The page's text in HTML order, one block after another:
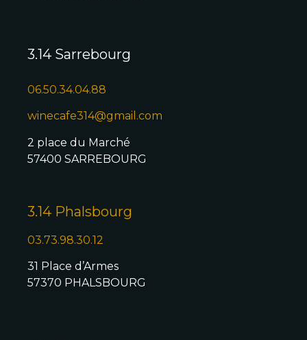
3.14 Sarrebourg
06.50.34.04.88
winecafe314@gmail.com
2 place du Marché
57400 SARREBOURG
3.14 Phalsbourg
03.73.98.30.12
31 Place d’Armes
57370 PHALSBOURG